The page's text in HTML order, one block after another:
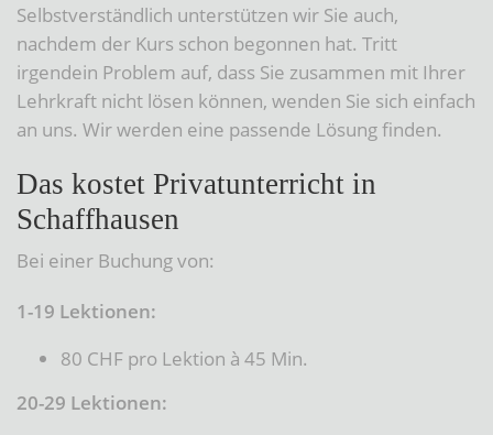
Selbstverständlich unterstützen wir Sie auch,
nachdem der Kurs schon begonnen hat. Tritt
irgendein Problem auf, dass Sie zusammen mit Ihrer
Lehrkraft nicht lösen können, wenden Sie sich einfach
an uns. Wir werden eine passende Lösung finden.
Das kostet Privatunterricht in
Schaffhausen
Bei einer Buchung von:
1-19 Lektionen:
80 CHF pro Lektion à 45 Min.
20-29 Lektionen: